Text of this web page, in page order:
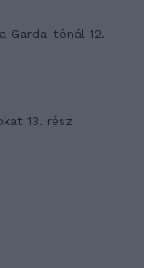
Garda-tónál 12.
13. rész